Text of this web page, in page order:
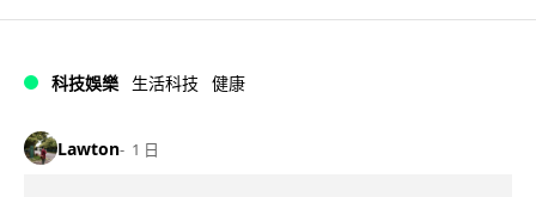
科技娛樂 生活科技 健康
Lawton 1 日